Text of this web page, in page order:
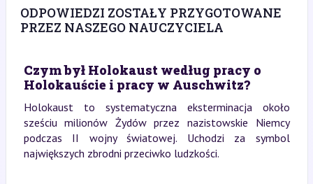
ODPOWIEDZI ZOSTAŁY PRZYGOTOWANE
PRZEZ NASZEGO NAUCZYCIELA
Czym był Holokaust według pracy o
Holokauście i pracy w Auschwitz?
Holokaust to systematyczna eksterminacja około
sześciu milionów Żydów przez nazistowskie Niemcy
podczas II wojny światowej. Uchodzi za symbol
największych zbrodni przeciwko ludzkości.